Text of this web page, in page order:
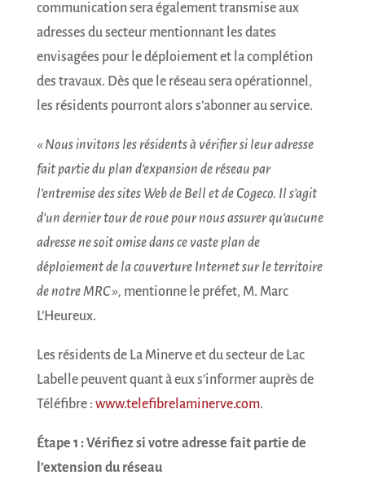
communication sera également transmise aux
adresses du secteur mentionnant les dates
envisagées pour le déploiement et la complétion
des travaux. Dès que le réseau sera opérationnel,
les résidents pourront alors s’abonner au service.
« Nous invitons les résidents à vérifier si leur adresse
fait partie du plan d’expansion de réseau par
l’entremise des sites Web de Bell et de Cogeco. Il s’agit
d’un dernier tour de roue pour nous assurer qu’aucune
adresse ne soit omise dans ce vaste plan de
déploiement de la couverture Internet sur le territoire
de notre MRC », mentionne le préfet, M. Marc
L’Heureux.
Les résidents de La Minerve et du secteur de Lac
Labelle peuvent quant à eux s’informer auprès de
Téléfibre : www.telefibrelaminerve.com.
Étape 1 : Vérifiez si votre adresse fait partie de
l’extension du réseau